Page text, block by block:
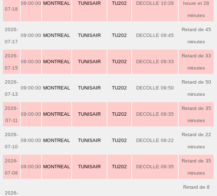
07-18
09:00:00 MONTREAL TUNISAIR TU202 DECOLLE 10:28 heure et 28
minutes
2026-
07-17
09:00:00 MONTREAL TUNISAIR TU202 DECOLLE 09:45
Retard de 45
minutes
2026-
07-15
09:00:00 MONTREAL TUNISAIR TU202 DECOLLE 09:33
Retard de 33
minutes
2026-
07-13
09:00:00 MONTREAL TUNISAIR TU202 DECOLLE 09:50
Retard de 50
minutes
2026-
07-11
09:00:00 MONTREAL TUNISAIR TU202 DECOLLE 09:35
Retard de 35
minutes
2026-
07-10
09:00:00 MONTREAL TUNISAIR TU202 DECOLLE 09:22
Retard de 22
minutes
2026-
07-08
09:00:00 MONTREAL TUNISAIR TU202 DECOLLE 09:35
Retard de 35
minutes
2026-
Retard de 8